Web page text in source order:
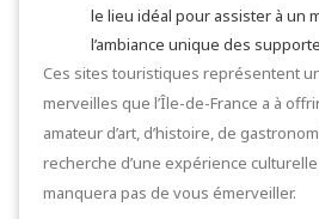
le lieu idéal pour assister à un
l’ambiance unique des
Ces sites touristiques représentent
merveilles que l’Île-de-France a à
amateur d’art, d’histoire, de
recherche d’une expérience
manquera pas de vous émerveiller.